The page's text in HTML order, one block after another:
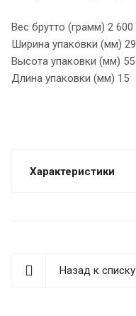
Вес брутто (грамм) 2 600
Ширина упаковки (мм) 29
Высота упаковки (мм) 55
Длина упаковки (мм) 15
Характеристики
Назад к списку